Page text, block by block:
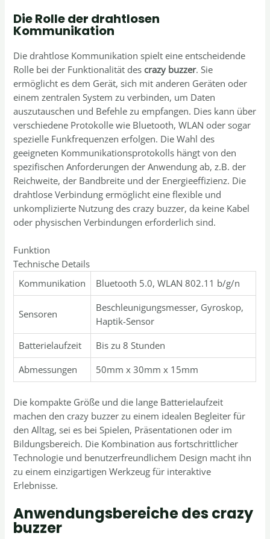
Die Rolle der drahtlosen
Kommunikation
Die drahtlose Kommunikation spielt eine entscheidende
Rolle bei der Funktionalität descrazy buzzer. Sie
ermöglicht es dem Gerät, sich mit anderen Geräten oder
einem zentralen System zu verbinden, um Daten
auszutauschen und Befehle zu empfangen. Dies kann über
verschiedene Protokolle wie Bluetooth, WLAN oder sogar
spezielle Funkfrequenzen erfolgen. Die Wahl des
geeigneten Kommunikationsprotokolls hängt von den
spezifischen Anforderungen der Anwendung ab, z.B. der
Reichweite, der Bandbreite und der Energieeffizienz. Die
drahtlose Verbindung ermöglicht eine flexible und
unkomplizierte Nutzung des crazy buzzer, da keine Kabel
oder physischen Verbindungen erforderlich sind.
Funktion
Technische Details
Kommunikation
Bluetooth 5.0, WLAN 802.11 b/g/n
Sensoren
Beschleunigungsmesser, Gyroskop,
Haptik-Sensor
Batterielaufzeit
Bis zu 8 Stunden
Abmessungen
50mm x 30mm x 15mm
Die kompakte Größe und die lange Batterielaufzeit
machen den crazy buzzer zu einem idealen Begleiter für
den Alltag, sei es bei Spielen, Präsentationen oder im
Bildungsbereich. Die Kombination aus fortschrittlicher
Technologie und benutzerfreundlichem Design macht ihn
zu einem einzigartigen Werkzeug für interaktive
Erlebnisse.
Anwendungsbereiche des crazy
buzzer